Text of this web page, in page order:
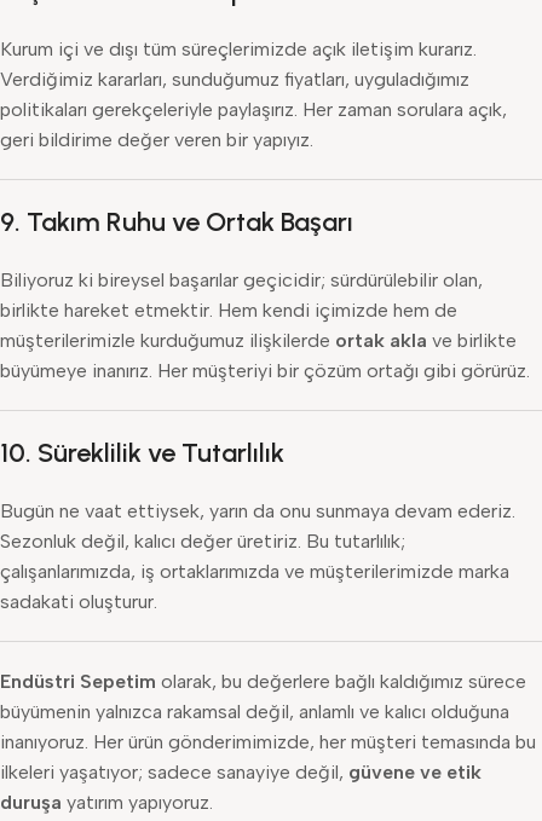
Kurum içi ve dışı tüm süreçlerimizde açık iletişim kurarız.
Verdiğimiz kararları, sunduğumuz fiyatları, uyguladığımız
politikaları gerekçeleriyle paylaşırız. Her zaman sorulara açık,
geri bildirime değer veren bir yapıyız.
9. Takım Ruhu ve Ortak Başarı
Biliyoruz ki bireysel başarılar geçicidir; sürdürülebilir olan,
birlikte hareket etmektir. Hem kendi içimizde hem de
müşterilerimizle kurduğumuz ilişkilerde ortak akla ve birlikte
büyümeye inanırız. Her müşteriyi bir çözüm ortağı gibi görürüz.
10. Süreklilik ve Tutarlılık
Bugün ne vaat ettiysek, yarın da onu sunmaya devam ederiz.
Sezonluk değil, kalıcı değer üretiriz. Bu tutarlılık;
çalışanlarımızda, iş ortaklarımızda ve müşterilerimizde marka
sadakati oluşturur.
Endüstri Sepetim olarak, bu değerlere bağlı kaldığımız sürece
büyümenin yalnızca rakamsal değil, anlamlı ve kalıcı olduğuna
inanıyoruz. Her ürün gönderimimizde, her müşteri temasında bu
ilkeleri yaşatıyor; sadece sanayiye değil, güvene ve etik
duruşa yatırım yapıyoruz.